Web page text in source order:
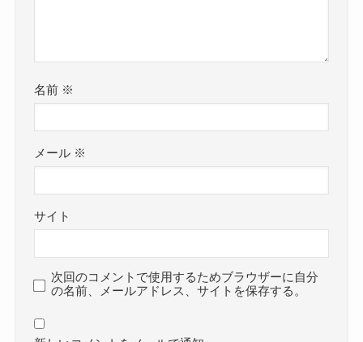
名前 ※
メール ※
サイト
次回のコメントで使用するためブラウザーに自分
の名前、メールアドレス、サイトを保存する。